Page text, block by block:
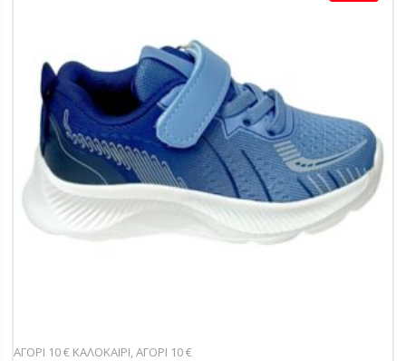
ΑΓΟΡΙ 10 € ΚΑΛΟΚΑΙΡΙ,ΑΓΟΡΙ 10 €